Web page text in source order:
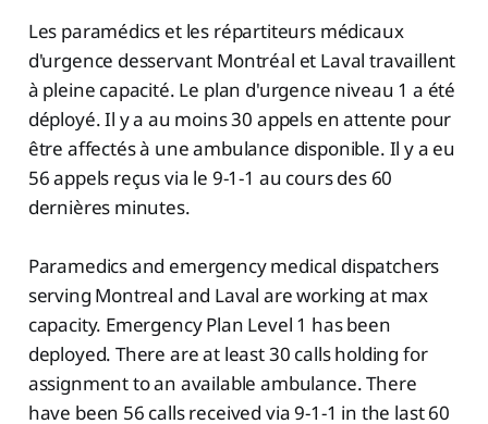
Les paramédics et les répartiteurs médicaux
d'urgence desservant Montréal et Laval travaillent
à pleine capacité. Le plan d'urgence niveau 1 a été
déployé. Il y a au moins 30 appels en attente pour
être affectés à une ambulance disponible. Il y a eu
56 appels reçus via le 9-1-1 au cours des 60
dernières minutes.
Paramedics and emergency medical dispatchers
serving Montreal and Laval are working at max
capacity. Emergency Plan Level 1 has been
deployed. There are at least 30 calls holding for
assignment to an available ambulance. There
have been 56 calls received via 9-1-1 in the last 60